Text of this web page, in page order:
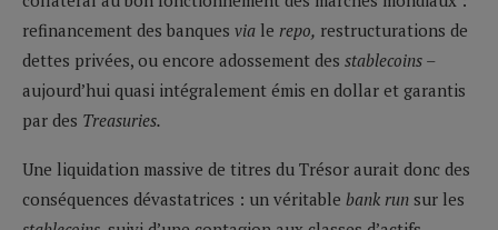
refinancement des banques via le repo, restructurations de
dettes privées, ou encore adossement des stablecoins –
aujourd’hui quasi intégralement émis en dollar et garantis
par des Treasuries.
Une liquidation massive de titres du Trésor aurait donc des
conséquences dévastatrices : un véritable bank run sur les